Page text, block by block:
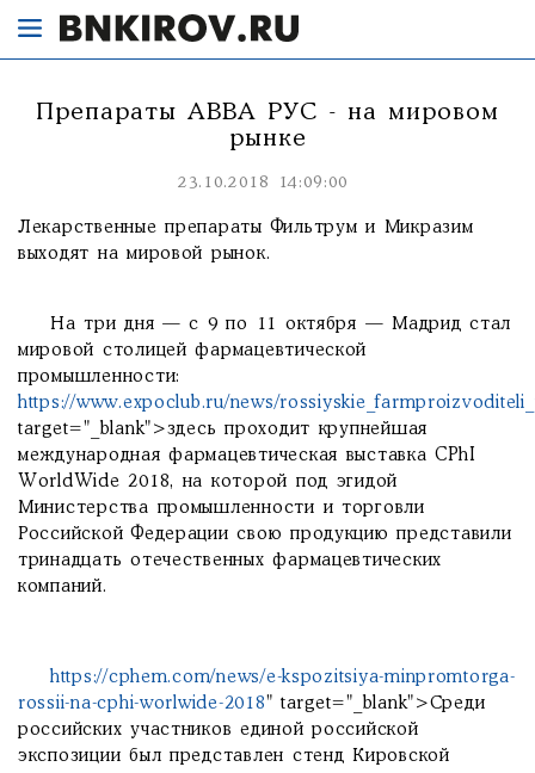
Препараты АВВА РУС - на мировом
рынке
23.10.2018 14:09:00
Лекарственные препараты Фильтрум и Микразим
выходят на мировой рынок.
На три дня — с 9 по 11 октября — Мадрид стал
мировой столицей фармацевтической
промышленности:
https://www.expoclub.ru/news/
target="_blank">здесь проходит крупнейшая
международная фармацевтическая выставка CPhI
WorldWide 2018, на которой под эгидой
Министерства промышленности и торговли
Российской Федерации свою продукцию представили
тринадцать отечественных фармацевтических
компаний.
https://cphem.com/news/e-kspozitsiya-minpromtorga-
rossii-na-cphi-worlwide-2018 " target="_blank">Среди
российских участников единой российской
экспозиции был представлен стенд Кировской